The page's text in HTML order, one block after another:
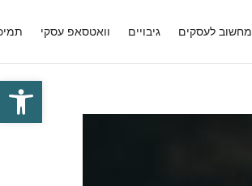
פתח
מחשוב לעסקים גיבויים וואטסאפ עסקי